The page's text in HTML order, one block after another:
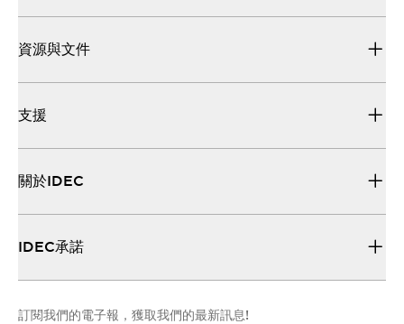
資源與文件
支援
關於IDEC
IDEC承諾
訂閱我們的電子報，獲取我們的最新訊息!